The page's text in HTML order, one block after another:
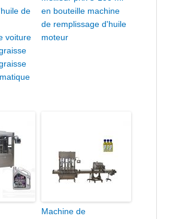
de
voiture
en bouteille machine
de remplissage d'huile
moteur
Machine de